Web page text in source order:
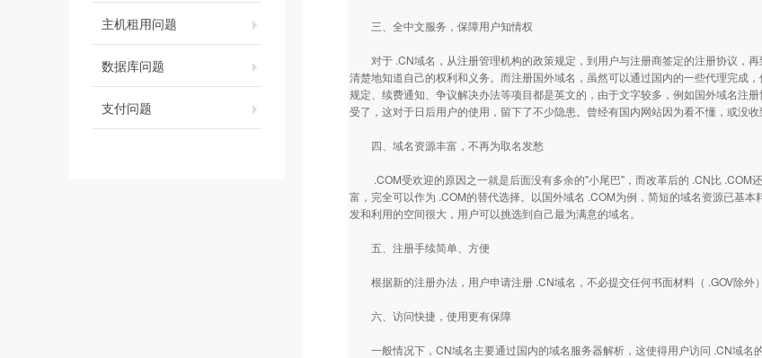
主机租用问题
数据库问题
支付问题
三、全中文服务，保障用户知情权
对于 .CN域名，从注册管理机构的政策规定，到用户与注册商签定的注册协议，
清楚地知道自己的权利和义务。而注册国外域名，虽然可以通过国内的一些代理完成
规定、续费通知、争议解决办法等项目都是英文的，由于文字较多，例如国外域名注
受了，这对于日后用户的使用，留下了不少隐患。曾经有国内网站因为看不懂，或没
四、域名资源丰富，不再为取名发愁
.COM受欢迎的原因之一就是后面没有多余的"小尾巴"，而改革后的 .CN比 .COM
富，完全可以作为 .COM的替代选择。以国外域名 .COM为例，简短的域名资源已基
发和利用的空间很大，用户可以挑选到自己最为满意的域名。
五、注册手续简单、方便
根据新的注册办法，用户申请注册 .CN域名，不必提交任何书面材料（ .GOV除外
六、访问快捷，使用更有保障
一般情况下，CN域名主要通过国内的域名服务器解析，这使得用户访问 .CN域名